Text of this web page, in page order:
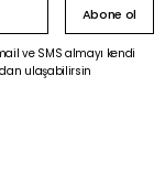
Abone ol
ve SMS almayı kendi
ulaşabilirsin